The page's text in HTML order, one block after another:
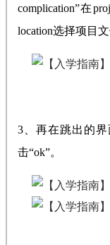
complication”在
location选择项目
3、再在跳出的界
击“ok”。